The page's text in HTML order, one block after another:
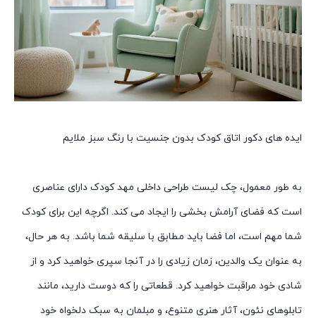
ایده های دکور اتاق کودک بدون جنسیت با رنگ سبز ملایم
به طور معمول، چک لیست طراحی داخلی مهد کودک دارای عناصری
است که فضای آرامش بخشی را ایجاد می کند. اگرچه این برای کودک
شما مهم است، اما فضا باید مطابق با سلیقه شما باشد. به هر حال،
به عنوان یک والدین، زمان زیادی را در آنجا سپری خواهید کرد و از
شادی خود مراقبت خواهید کرد. قطعاتی را که دوست دارید، مانند
تابلوهای نئون، آثار هنری متنوع، و مبلمان به سبک دلخواه خود